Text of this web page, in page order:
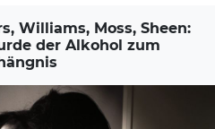
Williams, Moss, Sheen:
der Alkohol zum